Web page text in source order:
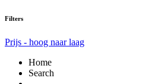
Filters
Prijs - hoog naar laag
Home
Search